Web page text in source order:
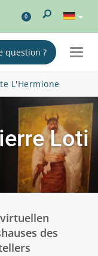
0
question ?
L'Hermione
Loti
des